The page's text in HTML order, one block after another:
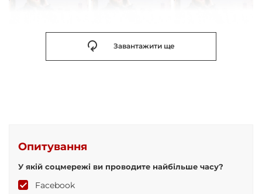
Завантажити ще
Опитування
У якій соцмережі ви проводите найбільше часу?
Facebook